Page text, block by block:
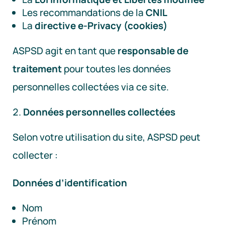
Les recommandations de laCNIL
Ladirective e-Privacy (cookies)
ASPSD agit en tant queresponsable de
traitementpour toutes les données
personnelles collectées via ce site.
Données personnelles collectées
Selon votre utilisation du site, ASPSD peut
collecter :
Données d’identification
Nom
Prénom